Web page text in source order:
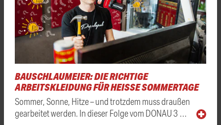
BAUSCHLAUMEIER: DIE RICHTIGE
ARBEITSKLEIDUNG FÜR HEISSE SOMMERTAGE
Sommer, Sonne, Hitze – und trotzdem muss draußen
gearbeitet werden. In dieser Folge vom DONAU 3 …